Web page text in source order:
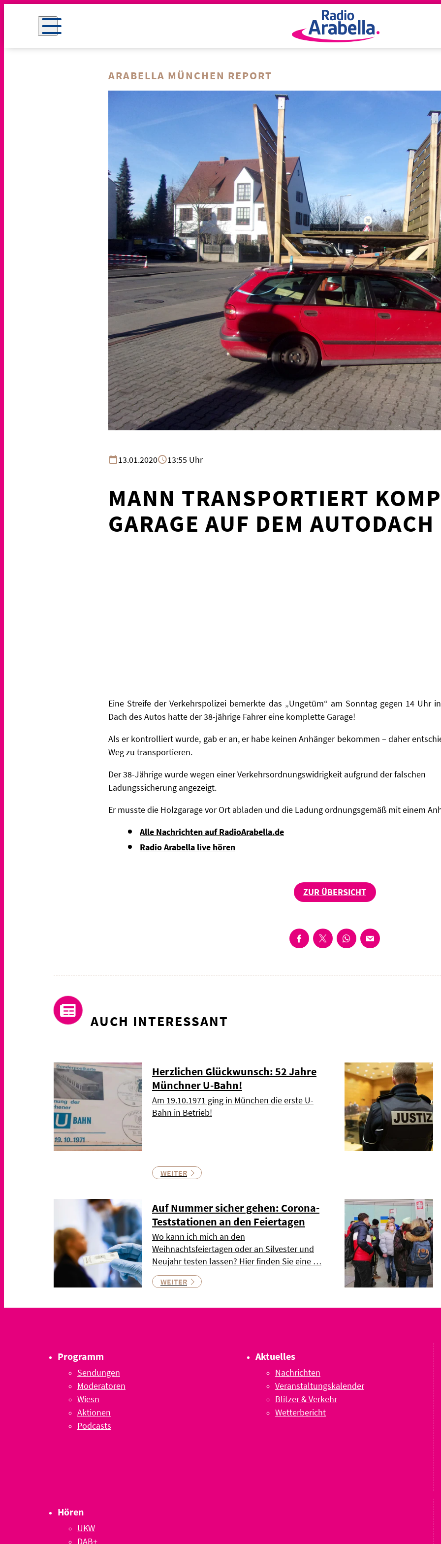
ARABELLA MÜNCHEN REPORT
13.01.2020 13:55 Uhr
MANN TRANSPORTIERT
GARAGE AUF DEM AUTODACH
Eine Streife der Verkehrspolizei bemerkte das „Ungetüm“ am Sonntag gegen 14 Uhr
Dach des Autos hatte der 38-jährige Fahrer eine komplette Garage!
Als er kontrolliert wurde, gab er an, er habe keinen Anhänger bekommen – daher
Weg zu transportieren.
Der 38-Jährige wurde wegen einer Verkehrsordnungswidrigkeit aufgrund der falschen
Ladungssicherung angezeigt.
Er musste die Holzgarage vor Ort abladen und die Ladung ordnungsgemäß mit einem
Alle Nachrichten auf RadioArabella.de
Radio Arabella live hören
ZUR ÜBERSICHT
AUCH INTERESSANT
Herzlichen Glückwunsch: 52 Jahre
Münchner U-Bahn!
Am 19.10.1971 ging in München die erste U-
Bahn in Betrieb!
WEITER
Auf Nummer sicher gehen: Corona-
Teststationen an den Feiertagen
Wo kann ich mich an den
Weihnachtsfeiertagen oder an Silvester und
Neujahr testen lassen? Hier finden Sie eine …
WEITER
Programm
Sendungen
Moderatoren
Wiesn
Aktionen
Podcasts
Aktuelles
Nachrichten
Veranstaltungskalender
Blitzer & Verkehr
Wetterbericht
Hören
UKW
DAB+